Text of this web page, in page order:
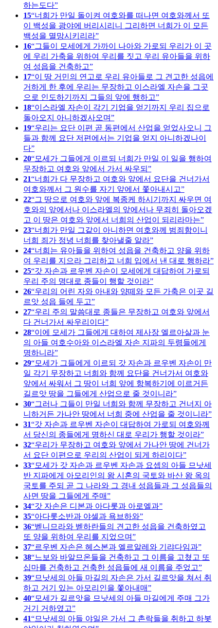
하는도다
15 너희가 만일 돌이켜 여호와를 떠나면 여호와께서 또
이 백성을 광야에 버리시리니 그리하면 너희가 이 모든
백성을 멸망시키리라
16 그들이 모세에게 가까이 나아와 가로되 우리가 이 곳
에 우리 가축을 위하여 우리를 짓고 우리 유아들을 위하
여 성읍을 건축하고
17 이 땅 거민의 연고로 우리 유아들로 그 견고한 성읍에
거하게 한 후에 우리는 무장하고 이스라엘 자손을 그곳
으로 인도하기까지 그들의 앞에 행하고
18 이스라엘 자손이 각기 기업을 얻기까지 우리 집으로
돌아오지 아니하겠사오며
19 우리는 요단 이편 곧 동편에서 산업을 얻었사오니 그
들과 함께 요단 저편에서는 기업을 얻지 아니하겠나이
다
20 모세가 그들에게 이르되 너희가 만일 이 일을 행하여
무장하고 여호와 앞에서 가서 싸우되
21 너희가 다 무장하고 여호와 앞에서 요단을 건너가서
여호와께서 그 원수를 자기 앞에서 쫓아내시고
22 그 땅으로 여호와 앞에 복종케 하시기까지 싸우면 여
호와의 앞에서나 이스라엘의 앞에서나 무죄히 돌아오겠
고 이 땅은 여호와 앞에서 너희의 산업이 되리라마는
23 너희가 만일 그같이 아니하면 여호와께 범죄함이니
너희 죄가 정녕 너희를 찾아낼줄 알라
24 너희는 유아들을 위하여 성읍을 건축하고 양을 위하
여 우리를 지으라 그리하고 너희 입에서 낸 대로 행하라
25 갓 자손과 르우벤 자손이 모세에게 대답하여 가로되
우리 주의 명대로 종들이 행할 것이라
26 우리의 어린 자와 아내와 양떼와 모든 가축은 이곳 길
르앗 성읍 들에 두고
27 우리 주의 말씀대로 종들은 무장하고 여호와 앞에서
다 건너가서 싸우리이다
28 이에 모세가 그들에게 대하여 제사장 엘르아살과 눈
의 아들 여호수아와 이스라엘 자손 지파의 두령들에게
명하니라
29 모세가 그들에게 이르되 갓 자손과 르우벤 자손이 만
일 각기 무장하고 너희와 함께 요단을 건너가서 여호와
앞에서 싸워서 그 땅이 너희 앞에 항복하기에 이르거든
길르앗 땅을 그들에게 산업으로 줄 것이니라
30 그러나 그들이 만일 너희와 함께 무장하고 건너지 아
니하거든 가나안 땅에서 너희 중에 산업을 줄 것이니라
31 갓 자손과 르우벤 자손이 대답하여 가로되 여호와께
서 당신의 종들에게 명하신 대로 우리가 행할 것이라
32 우리가 무장하고 여호와 앞에서 가나안 땅에 건너가
서 요단 이편으로 우리의 산업이 되게 하리이다
33 모세가 갓 자손과 르우벤 자손과 요셉의 아들 므낫세
반 지파에게 아모리인의 왕 시혼의 국토와 바산 왕 옥의
국토를 주되 곧 그 나라와 그 경내 성읍들과 그 성읍들의
사면 땅을 그들에게 주매
34 갓 자손은 디본과 아다롯과 아로엘과
35 아다롯소반과 야셀과 욕브하와
36 벧니므라와 벧하란들의 견고한 성읍을 건축하였고
또 양을 위하여 우리를 지었으며
37 르우벤 자손은 헤스본과 엘르알레와 기랴다임과
38 느보와 바알므온들을 건축하고 그 이름을 고쳤고 또
십마를 건축하고 건축한 성읍들에 새 이름을 주었고
39 므낫세의 아들 마길의 자손은 가서 길르앗을 쳐서 취
하고 거기 있는 아모리인을 쫓아내매
40 모세가 길르앗을 므낫세의 아들 마길에게 주매 그가
거기 거하였고
41
므낫세의 아들 야일은 가서 그 촌락들을 취하고 하봇